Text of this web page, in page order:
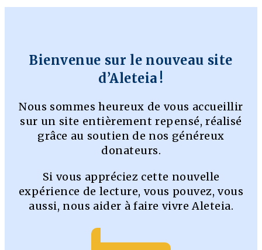
Bienvenue sur le nouveau site
d’Aleteia !
Nous sommes heureux de vous accueillir
sur un site entièrement repensé, réalisé
grâce au soutien de nos généreux
donateurs.
Si vous appréciez cette nouvelle
expérience de lecture, vous pouvez, vous
aussi, nous aider à faire vivre Aleteia.